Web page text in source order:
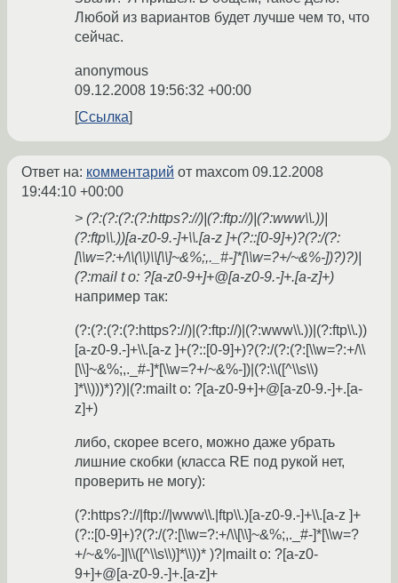
Любой из вариантов будет лучше чем то, что
сейчас.
anonymous
09.12.2008 19:56:32 +00:00
Ссылка
Ответ на: комментарий от maxcom 09.12.2008
19:44:10 +00:00
> (?:(?:(?:(?:https?://)|(?:ftp://)|(?:www\\.))|
(?:ftp\\.))[a-z0-9.-]+\\.[a-z ]+(?::[0-9]+)?(?:/(?:
[\\w=?:+/\\(\\)\\[\\]~&%;,._#-]*[\\w=?+/~&%-])?)?)|
(?:mail t o: ?[a-z0-9+]+@[a-z0-9.-]+.[a-z]+)
например так:
(?:(?:(?:(?:https?://)|(?:ftp://)|(?:www\\.))|(?:ftp\\.))
[a-z0-9.-]+\\.[a-z ]+(?::[0-9]+)?(?:/(?:(?:[\\w=?:+/\\
[\\]~&%;,._#-]*[\\w=?+/~&%-])|(?:\\([^\\s\\)
]*\\)))*)?)|(?:mailt o: ?[a-z0-9+]+@[a-z0-9.-]+.[a-
z]+)
либо, скорее всего, можно даже убрать
лишние скобки (класса RE под рукой нет,
проверить не могу):
(?:https?://|ftp://|www\\.|ftp\\.)[a-z0-9.-]+\\.[a-z ]+
(?::[0-9]+)?(?:/(?:[\\w=?:+/\\[\\]~&%;,._#-]*[\\w=?
+/~&%-]|\\([^\\s\\)]*\\))* )?|mailt o: ?[a-z0-
9+]+@[a-z0-9.-]+.[a-z]+